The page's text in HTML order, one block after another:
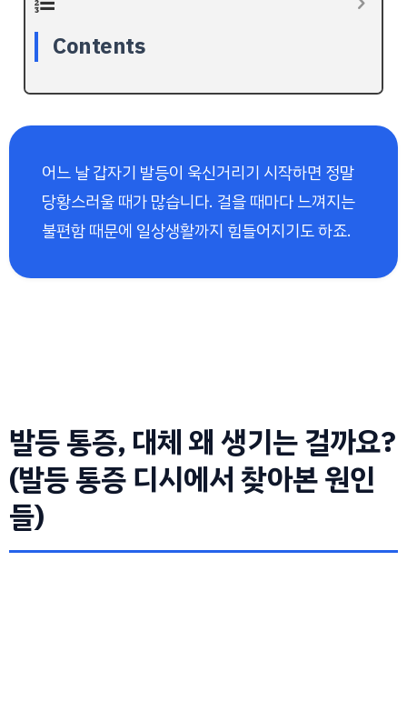
Contents
어느 날 갑자기 발등이 욱신거리기 시작하면 정말
당황스러울 때가 많습니다. 걸을 때마다 느껴지는
불편함 때문에 일상생활까지 힘들어지기도 하죠.
발등 통증, 대체 왜 생기는 걸까요?
(발등 통증 디시에서 찾아본 원인
들)